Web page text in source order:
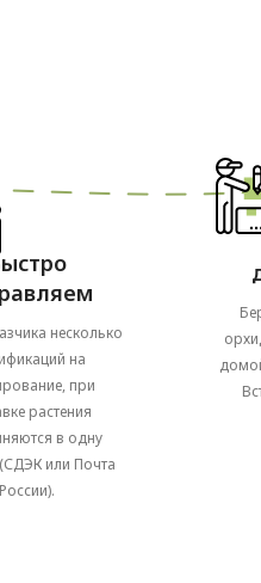
несколько
на
при
растения
в одну
или Почта
России).